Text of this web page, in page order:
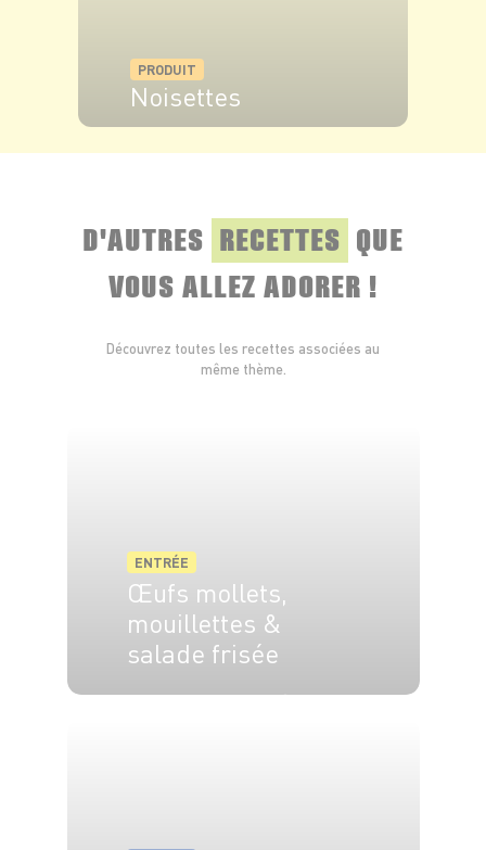
PRODUIT
Noisettes
D'AUTRES RECETTES QUE
VOUS ALLEZ ADORER !
Découvrez toutes les recettes associées au
même thème.
ENTRÉE
Œufs mollets,
mouillettes &
salade frisée